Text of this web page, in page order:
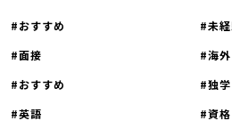
おすすめ
未
面接
海外
おすすめ
独学
英語
資格